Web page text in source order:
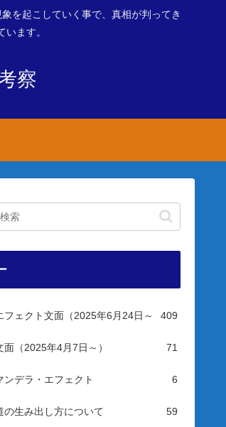
を起こしていく事で、真相が判ってき
ます。
察
フェクト文面（2025年6月24日～ 409
（2025年4月7日～） 71
ンデラ・エフェクト 6
の生み出し方について 59